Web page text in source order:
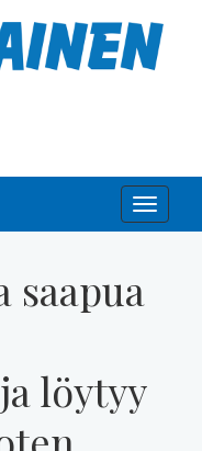
Toggle
saapua
löytyy